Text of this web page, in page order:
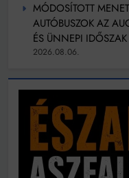
MÓDOSÍTOTT
AUTÓBUSZOK AZ
ÉS ÜNNEPI IDŐSZAK
2026.08.06.